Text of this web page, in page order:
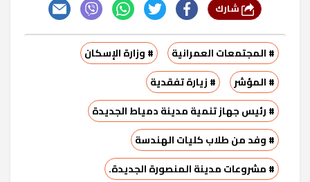
# المجتمعات العمرانية
# وزارة الإسكان
# المؤشر
# زيارة تفقدية
# رئيس جهاز تنمية مدينة دمياط الجديدة
# وفد من طلاب كليات الهندسة
# مشروعات مدينة المنصورة الجديدة.